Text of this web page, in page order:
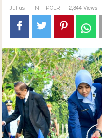
Julius - TNI - POLRI - 2,844 Views